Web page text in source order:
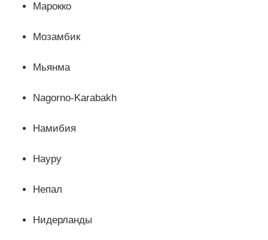
Марокко
Мозамбик
Мьянма
Nagorno-Karabakh
Намибия
Науру
Непал
Нидерланды